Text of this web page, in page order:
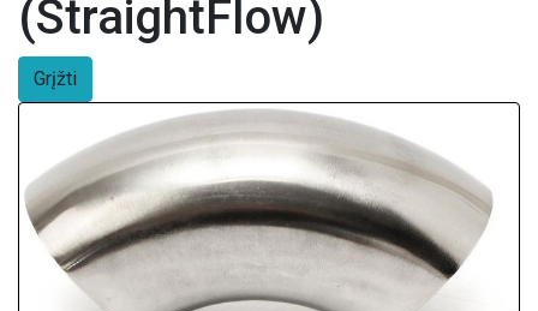
(StraightFlow)
Grįžti